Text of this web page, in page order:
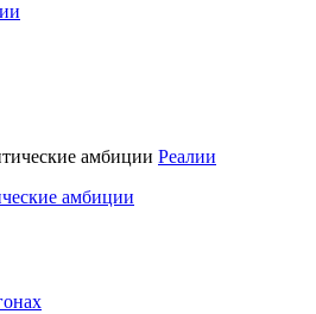
Реалии
амбиции